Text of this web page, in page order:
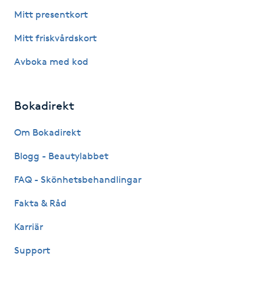
H
Hatha Yoga
Healing
Hollywood Peel
Mitt presentkort
Mitt friskvårdskort
Avboka med kod
Bokadirekt
Om Bokadirekt
Blogg - Beautylabbet
FAQ - Skönhetsbehandlingar
Fakta & Råd
Karriär
Support